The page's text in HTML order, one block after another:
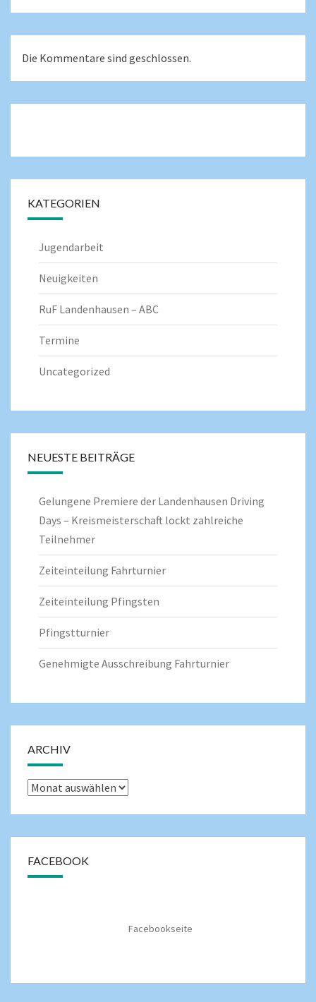
Die Kommentare sind geschlossen.
KATEGORIEN
Jugendarbeit
Neuigkeiten
RuF Landenhausen – ABC
Termine
Uncategorized
NEUESTE BEITRÄGE
Gelungene Premiere der Landenhausen Driving
Days – Kreismeisterschaft lockt zahlreiche
Teilnehmer
Zeiteinteilung Fahrturnier
Zeiteinteilung Pfingsten
Pfingstturnier
Genehmigte Ausschreibung Fahrturnier
ARCHIV
FACEBOOK
Facebookseite